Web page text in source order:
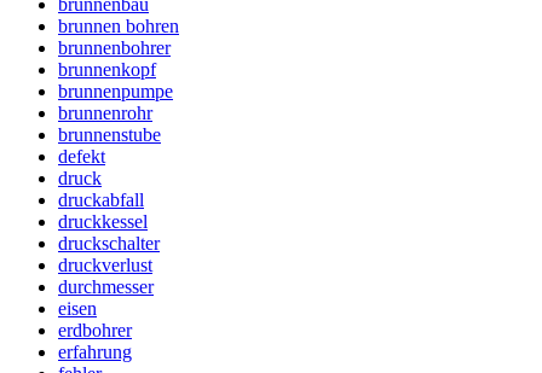
brunnenbau
brunnen bohren
brunnenbohrer
brunnenkopf
brunnenpumpe
brunnenrohr
brunnenstube
defekt
druck
druckabfall
druckkessel
druckschalter
druckverlust
durchmesser
eisen
erdbohrer
erfahrung